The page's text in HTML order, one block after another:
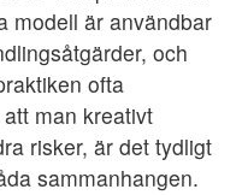
modell är användbar
och
ofta
man kreativt
risker, är det tydligt
sammanhangen.